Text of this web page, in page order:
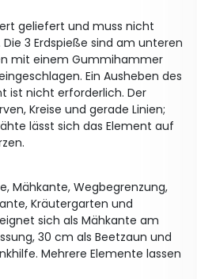
geliefert und muss nicht
3 Erdspieße sind am unteren
mit einem Gummihammer
Ein Ausheben des
ist nicht erforderlich. Der
Kreise und gerade Linien;
lässt sich das Element auf
Mähkante, Wegbegrenzung,
Kräutergarten und
sich als Mähkante am
30 cm als Beetzaun und
Mehrere Elemente lassen